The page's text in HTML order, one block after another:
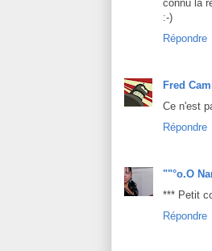
connu la
:-)
Répondre
Fred
Ce n'est
Répondre
""°o.O
*** Petit
Répondre